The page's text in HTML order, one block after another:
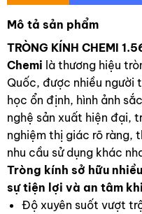
Mô tả sản phẩm
TRÒNG KÍNH CHEMI
Chemi là thương hiệu
Quốc, được nhiều người
học ổn định, hình ảnh
nghệ sản xuất hiện đại,
nghiệm thị giác rõ ràng,
nhu cầu sử dụng khác
Tròng kính sở hữu
sự tiện lợi và an tâm
Độ xuyên suốt vượt